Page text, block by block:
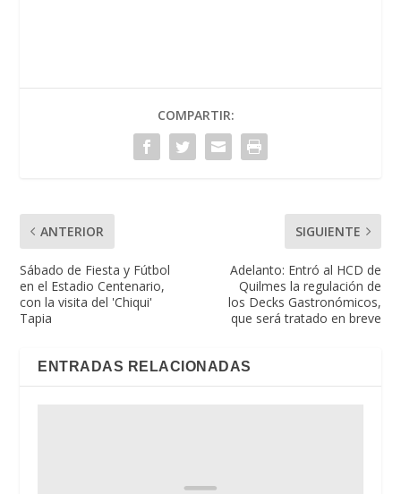
COMPARTIR:
ANTERIOR
Sábado de Fiesta y Fútbol
en el Estadio Centenario,
con la visita del 'Chiqui'
Tapia
SIGUIENTE
Adelanto: Entró al HCD de
Quilmes la regulación de
los Decks Gastronómicos,
que será tratado en breve
ENTRADAS RELACIONADAS